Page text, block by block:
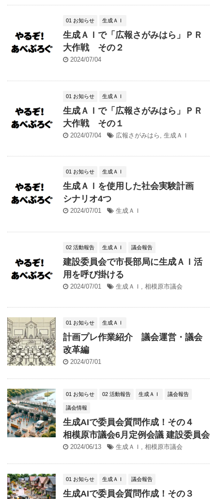
01 お知らせ 生成ＡＩ
生成ＡＩで「広報さがみはら」ＰＲ
大作戦 その２
2024/07/04
01 お知らせ 生成ＡＩ
生成ＡＩで「広報さがみはら」ＰＲ
大作戦 その１
2024/07/04 広報さがみはら 生成ＡＩ
01 お知らせ 生成ＡＩ
生成ＡＩを使用した社会実験計画
シナリオ4つ
2024/07/01 生成ＡＩ
02 活動報告 生成ＡＩ 議会報告
建設委員会で市長部局に生成ＡＩ活
用を呼び掛ける
2024/07/01 生成ＡＩ 相模原市議会
01 お知らせ 生成ＡＩ
計画プレ作業紹介 議会運営・議会
改革編
2024/07/01
01 お知らせ 02 活動報告 生成ＡＩ 議会報告
議会情報
生成AIで委員会質問作成！その４
相模原市議会6月定例会議 建設委員会
2024/06/13 生成ＡＩ , 相模原市議会
01 お知らせ 生成ＡＩ 議会報告
生成AIで委員会質問作成！その３